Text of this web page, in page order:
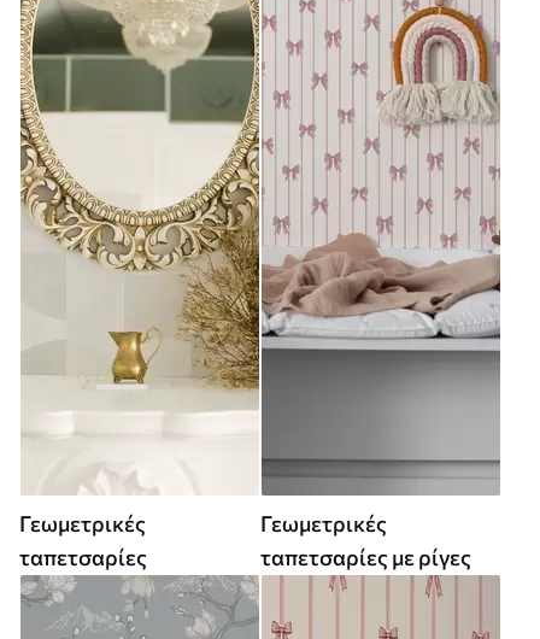
Γεωμετρικές
ταπετσαρίες
Γεωμετρικές
ταπετσαρίες με ρίγες